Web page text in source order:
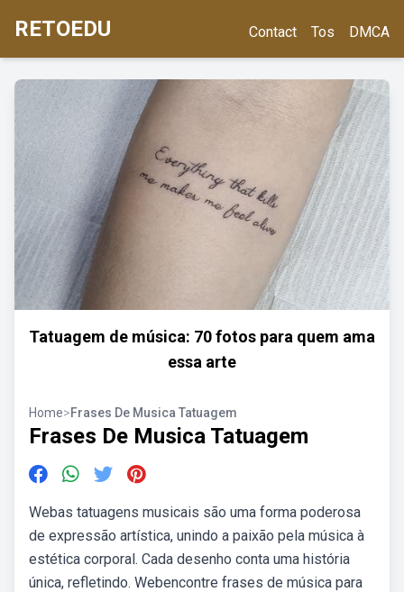
RETOEDU Contact Tos DMCA
Tatuagem de música: 70 fotos para quem ama
essa arte
Home>Frases De Musica Tatuagem
Frases De Musica Tatuagem
Webas tatuagens musicais são uma forma poderosa
de expressão artística, unindo a paixão pela música à
estética corporal. Cada desenho conta uma história
única, refletindo. Webencontre frases de música para